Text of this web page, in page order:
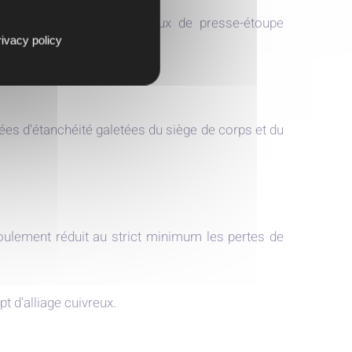
par des anneaux de presse-étoupe
d'étanchéité galetées du siège de corps et du
réduit au strict minimum les pertes de
d'alliage cuivreux.
policy